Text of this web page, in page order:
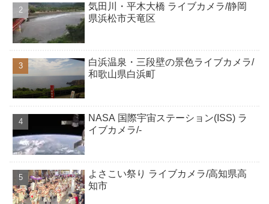
気田川・平木大橋 ライブカメラ/静岡
県浜松市天竜区
白浜温泉・三段壁の景色ライブカメラ/
和歌山県白浜町
NASA 国際宇宙ステーション(ISS) ラ
イブカメラ/-
よさこい祭り ライブカメラ/高知県高
知市